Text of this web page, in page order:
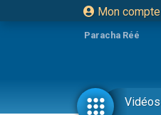
Mon compte
Paracha Réé
Vidéos